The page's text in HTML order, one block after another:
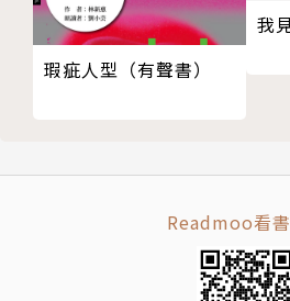
〈石榴〉
亂步上癮，特別警告｜
瑕疵人型（有聲書）
我
Readmoo看